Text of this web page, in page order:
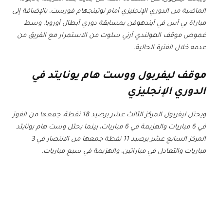
الماضية من الدوري الإنجليزي أمام نوتينجهام فورست، بالإضافة إلى
مباراة بي أس في أيندهوفن بمسابقة دوري أبطال أوروبا، وسط
غموض موقف الهولندي أرني سلوت من الاستمرار مع الفريق من
عدمه خلال الفترة الحالية.
موقف ليفربول ووست هام يونايتد في
الدوري الإنجليزي
ويحتل ليفربول المركز الثالث عشر برصيد 18 نقطة، جمعها من الفوز
في 6 مباريات والهزيمة في 6 مباريات، بينما يحتل وست هام يونايتد
المركز السابع عشر برصيد 11 نقطة جمعها من الانتصار في 3
مباريات والتعادل في مباراتين، والهزيمة في سبع مباريات.